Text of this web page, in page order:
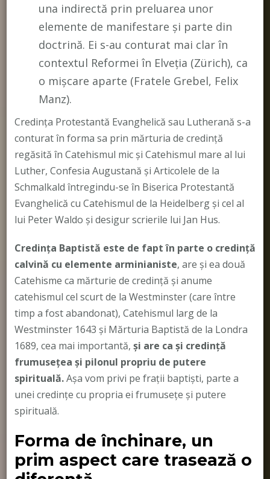
una indirectă prin preluarea unor
elemente de manifestare și parte din
doctrină. Ei s-au conturat mai clar în
contextul Reformei în Elveția (Zürich), ca
o mișcare aparte (Fratele Grebel, Felix
Manz).
Credința Protestantă Evanghelică sau Lutherană s-a
conturat în forma sa prin mărturia de credință
regăsită în Catehismul mic și Catehismul mare al lui
Luther, Confesia Augustană și Articolele de la
Schmalkald întregindu-se în Biserica Protestantă
Evanghelică cu Catehismul de la Heidelberg și cel al
lui Peter Waldo și desigur scrierile lui Jan Hus.
Credința Baptistă este de fapt în parte o credință
calvină cu elemente arminianiste, are și ea două
Catehisme ca mărturie de credință și anume
catehismul cel scurt de la Westminster (care între
timp a fost abandonat), Catehismul larg de la
Westminster 1643 și Mărturia Baptistă de la Londra
1689, cea mai importantă, și are ca și credință
frumusețea și pilonul propriu de putere
spirituală.Așa vom privi pe frații baptiști, parte a
unei credințe cu propria ei frumusețe și putere
spirituală.
Forma de închinare, un
prim aspect care trasează o